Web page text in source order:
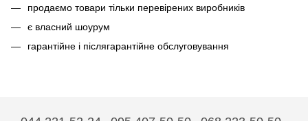
продаємо товари тільки перевірених виробників
є власний шоурум
гарантійне і післягарантійне обслуговування